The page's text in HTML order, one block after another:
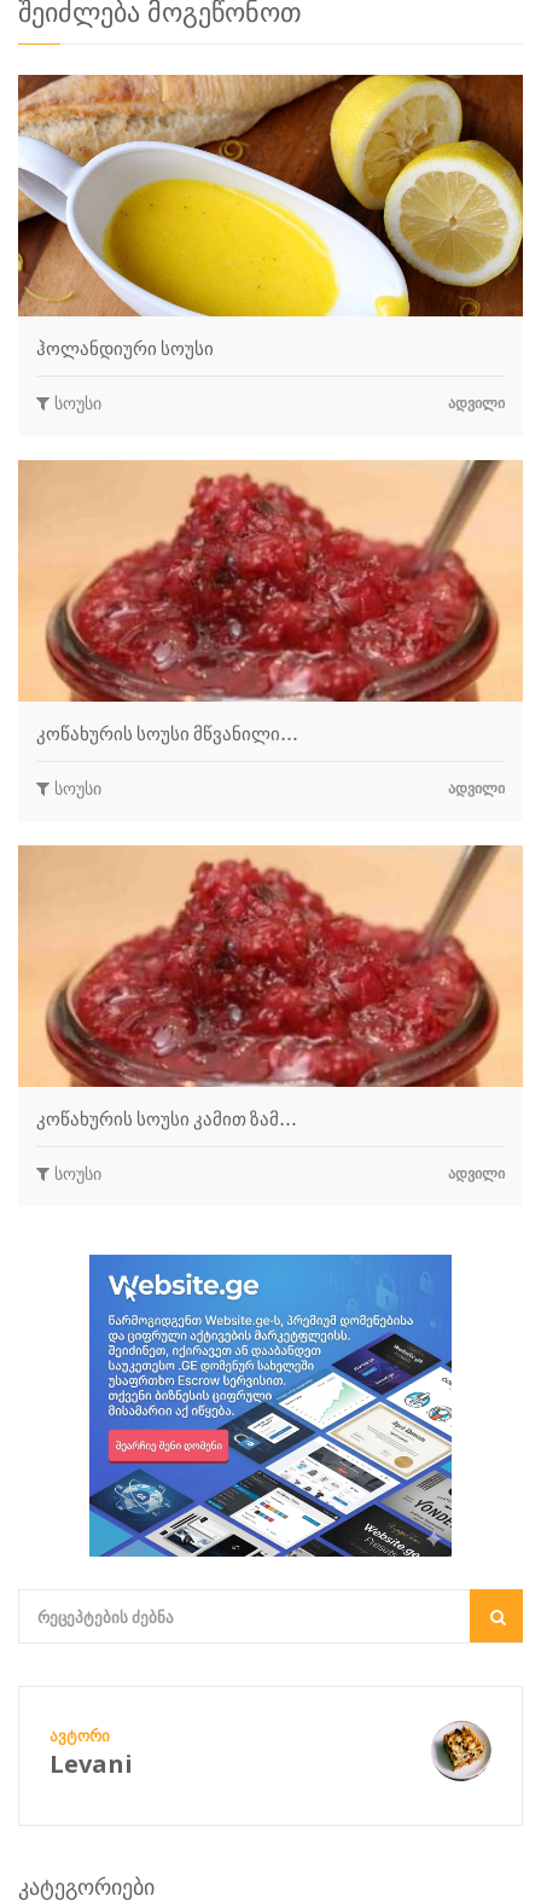
შეიძლება მოგეწონოთ
ჰოლანდიური სოუსი
სოუსი ᲐᲓᲕᲘᲚᲘ
კოწახურის სოუსი მწვანილი…
სოუსი ᲐᲓᲕᲘᲚᲘ
კოწახურის სოუსი კამით ზამ…
სოუსი ᲐᲓᲕᲘᲚᲘ
ᲐᲕᲢᲝᲠᲘ
Levani
კატეგორიები